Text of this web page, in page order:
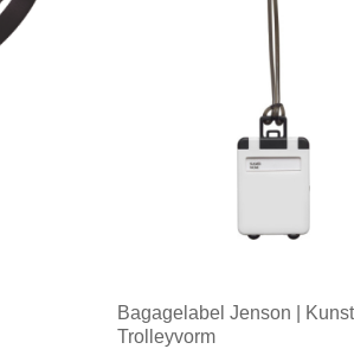
Bagagelabel Jenson |
Trolleyvorm